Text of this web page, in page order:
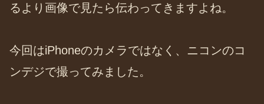
るより画像で見たら伝わってきますよね。
今回はiPhoneのカメラではなく、ニコンのコ
ンデジで撮ってみました。